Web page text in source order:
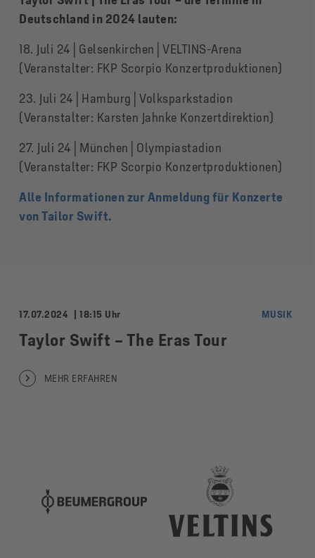
Deutschland in 2024 lauten:
18. Juli 24│Gelsenkirchen│VELTINS-Arena
(Veranstalter: FKP Scorpio Konzertproduktionen)
23. Juli 24│Hamburg│Volksparkstadion
(Veranstalter: Karsten Jahnke Konzertdirektion)
27. Juli 24│München│Olympiastadion
(Veranstalter: FKP Scorpio Konzertproduktionen)
Alle Informationen zur Anmeldung für Konzerte
von Tailor Swift.
17.07.2024 18:15 Uhr MUSIK
Taylor Swift – The Eras Tour
MEHR ERFAHREN